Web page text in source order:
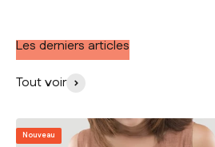
Les derniers articles
Tout voir
Nouveau